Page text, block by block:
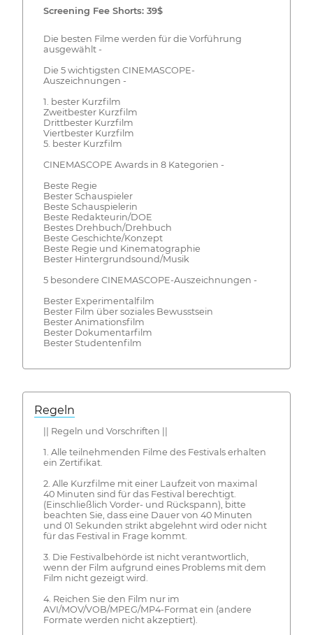
Screening Fee Shorts: 39$
Die besten Filme werden für die Vorführung
ausgewählt -
Die 5 wichtigsten CINEMASCOPE-
Auszeichnungen -
1. bester Kurzfilm
Zweitbester Kurzfilm
Drittbester Kurzfilm
Viertbester Kurzfilm
5. bester Kurzfilm
CINEMASCOPE Awards in 8 Kategorien -
Beste Regie
Bester Schauspieler
Beste Schauspielerin
Beste Redakteurin/DOE
Bestes Drehbuch/Drehbuch
Beste Geschichte/Konzept
Beste Regie und Kinematographie
Bester Hintergrundsound/Musik
5 besondere CINEMASCOPE-Auszeichnungen -
Bester Experimentalfilm
Bester Film über soziales Bewusstsein
Bester Animationsfilm
Bester Dokumentarfilm
Bester Studentenfilm
Regeln
|| Regeln und Vorschriften ||
1. Alle teilnehmenden Filme des Festivals erhalten
ein Zertifikat.
2. Alle Kurzfilme mit einer Laufzeit von maximal
40 Minuten sind für das Festival berechtigt.
(Einschließlich Vorder- und Rückspann), bitte
beachten Sie, dass eine Dauer von 40 Minuten
und 01 Sekunden strikt abgelehnt wird oder nicht
für das Festival in Frage kommt.
3. Die Festivalbehörde ist nicht verantwortlich,
wenn der Film aufgrund eines Problems mit dem
Film nicht gezeigt wird.
4. Reichen Sie den Film nur im
AVI/MOV/VOB/MPEG/MP4-Format ein (andere
Formate werden nicht akzeptiert).